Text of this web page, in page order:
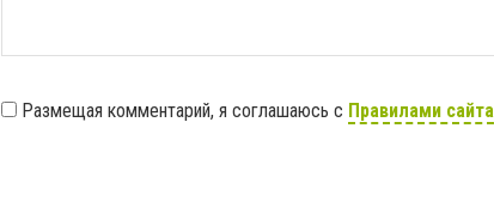
Размещая комментарий, я соглашаюсь с Правилами сайта